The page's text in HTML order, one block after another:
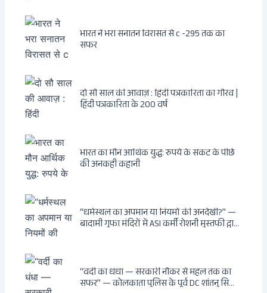
भारत ने भरा सनातन विरासत से c -295 तक का
सफर
दो सौ साल की आवाज़ : हिंदी पत्रकारिता का गौरव |
हिंदी पत्रकारिता के 200 वर्ष
भारत का मौन आर्थिक युद्ध: रुपये के संकट के पीछे
की अनकही कहानी
“धर्मस्थल का अपमान या नियमों की अनदेखी?” —
बादामी गुफा मंदिरों में ASI कर्मी रोशनी मुस्तफी द्वारा
“वर्दी का धंधा — सरकारी नौकर से महल तक का
सफर” — कोलकाता पुलिस के पूर्व DC शांतनु सिन्हा